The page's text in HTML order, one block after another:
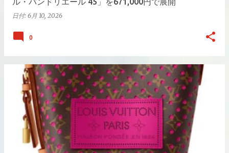
日付: 6月 10, 2026
0